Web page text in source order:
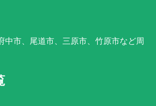
中市、尾道市、三原市、竹原市など周